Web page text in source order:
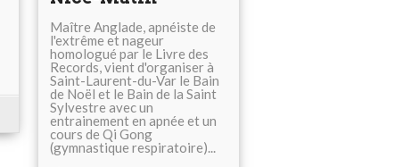
Maître Anglade, apnéiste de
l'extrême et nageur
homologué par le Livre des
Records, vient d'organiser à
Saint-Laurent-du-Var le Bain
de Noël et le Bain de la Saint
Sylvestre avec un
entrainement en apnée et un
cours de Qi Gong
(gymnastique respiratoire)...